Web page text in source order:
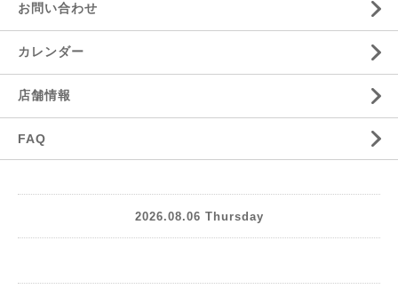
お問い合わせ
カレンダー
店舗情報
FAQ
2026.08.06 Thursday